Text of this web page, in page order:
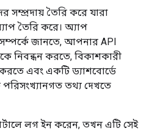
সম্প্রদায় তৈরি করে যারা
তৈরি করে। অ্যাপ
জানতে, আপনার API
নিবন্ধন করতে, বিকাশকারী
করতে এবং একটি ড্যাশবোর্ডে
পরিসংখ্যানগত তথ্য দেখতে
লগ ইন করেন, তখন এটি সেই